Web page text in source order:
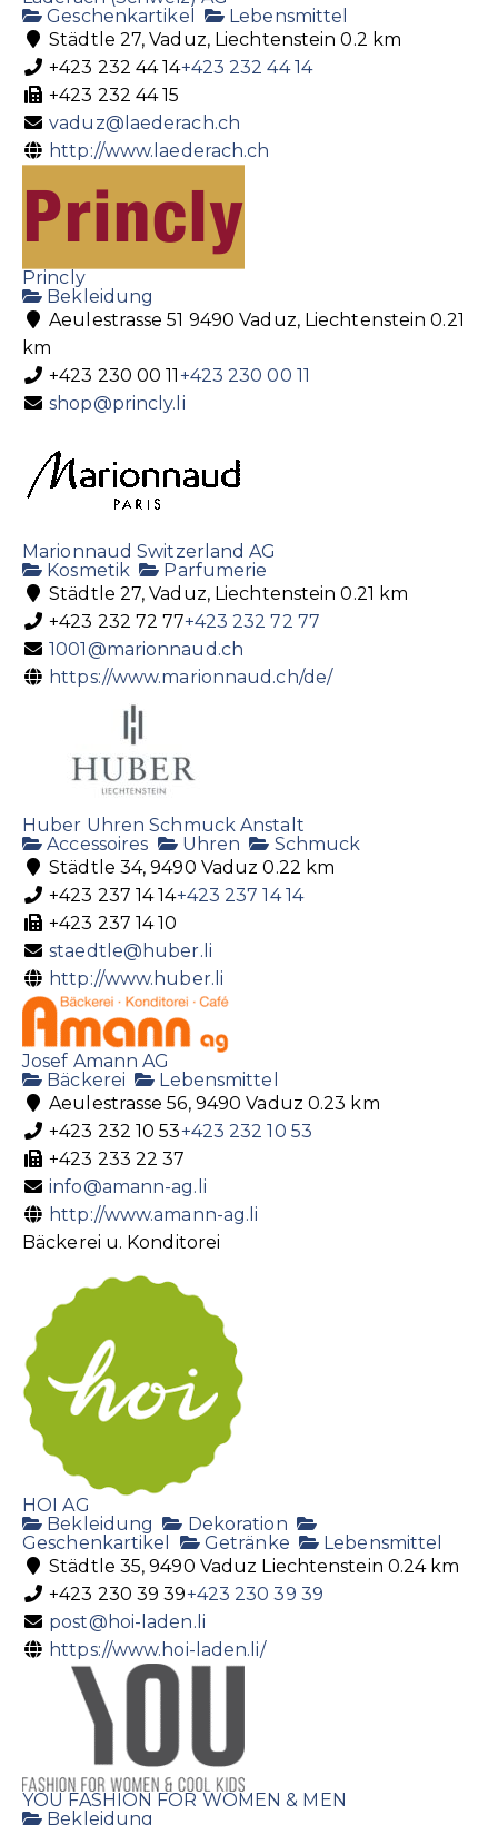
Geschenkartikel
Lebensmittel
Städtle 27, Vaduz, Liechtenstein 0.2 km
+423 232 44 14+423 232 44 14
+423 232 44 15
vaduz@laederach.ch
http://www.laederach.ch
Princly
Bekleidung
Aeulestrasse 51 9490 Vaduz, Liechtenstein 0.21
km
+423 230 00 11+423 230 00 11
shop@princly.li
Marionnaud Switzerland AG
Kosmetik
Parfumerie
Städtle 27, Vaduz, Liechtenstein 0.21 km
+423 232 72 77+423 232 72 77
1001@marionnaud.ch
https://www.marionnaud.ch/de/
Huber Uhren Schmuck Anstalt
Accessoires
Uhren
Schmuck
Städtle 34, 9490 Vaduz 0.22 km
+423 237 14 14+423 237 14 14
+423 237 14 10
staedtle@huber.li
http://www.huber.li
Josef Amann AG
Bäckerei
Lebensmittel
Aeulestrasse 56, 9490 Vaduz 0.23 km
+423 232 10 53+423 232 10 53
+423 233 22 37
info@amann-ag.li
http://www.amann-ag.li
Bäckerei u. Konditorei
HOI AG
Bekleidung
Dekoration
Geschenkartikel
Getränke
Lebensmittel
Städtle 35, 9490 Vaduz Liechtenstein 0.24 km
+423 230 39 39+423 230 39 39
post@hoi-laden.li
https://www.hoi-laden.li/
YOU FASHION FOR WOMEN & MEN
Bekleidung